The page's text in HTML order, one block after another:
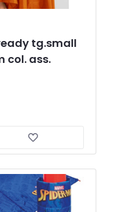
tg.small
col. ass.